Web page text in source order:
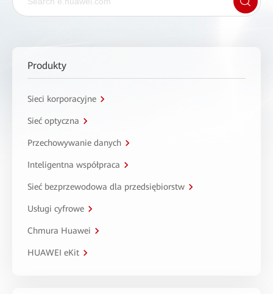
Produkty
Sieci korporacyjne
Sieć optyczna
Przechowywanie danych
Inteligentna współpraca
Sieć bezprzewodowa dla przedsiębiorstw
Usługi cyfrowe
Chmura Huawei
HUAWEI eKit